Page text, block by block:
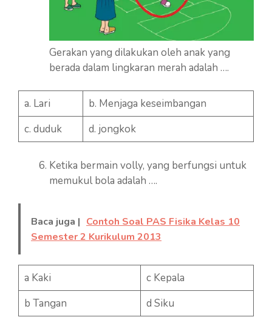
Gerakan yang dilakukan oleh anak yang
berada dalam lingkaran merah adalah ….
a. Lari
b. Menjaga keseimbangan
c. duduk
d. jongkok
Ketika bermain volly, yang berfungsi untuk
memukul bola adalah ….
Baca juga | Contoh Soal PAS Fisika Kelas 10
Semester 2 Kurikulum 2013
a Kaki
c Kepala
b Tangan
d Siku